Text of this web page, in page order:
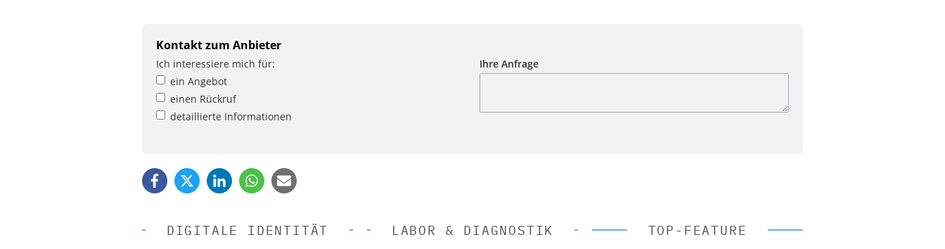
Kontakt zum Anbieter
Ich interessiere mich für:
ein Angebot
einen Rückruf
detaillierte Informationen
Ihre Anfrage
DIGITALE IDENTITÄT LABOR & DIAGNOSTIK TOP-FEATURE